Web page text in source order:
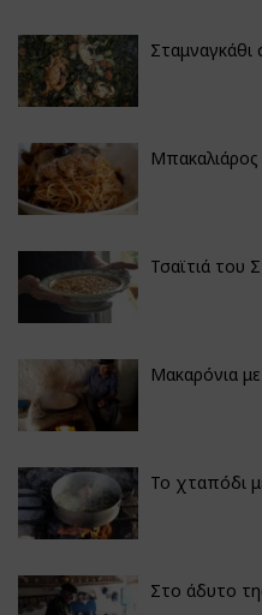
Σταμναγκάθι
Τσαϊτιά του
Μακαρόνια
Το χταπόδι
Στο άδυτο